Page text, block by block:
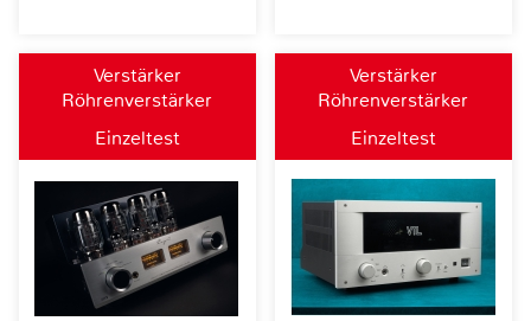
Verstärker
Röhrenverstärker
Einzeltest
Verstärker
Röhrenverstärker
Einzeltest